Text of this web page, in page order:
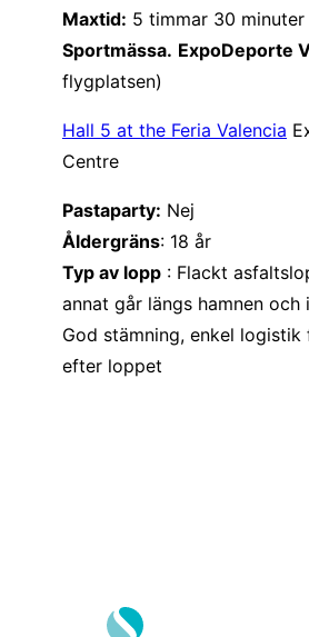
Maxtid: 5 timmar 30 minuter
Sportmässa. ExpoDeporte
flygplatsen)
Hall 5 at the Feria Valencia
Centre
Pastaparty: Nej
Åldergräns: 18 år
Typ av lopp : Flackt
annat går längs hamnen och
God stämning, enkel logistik
efter loppet